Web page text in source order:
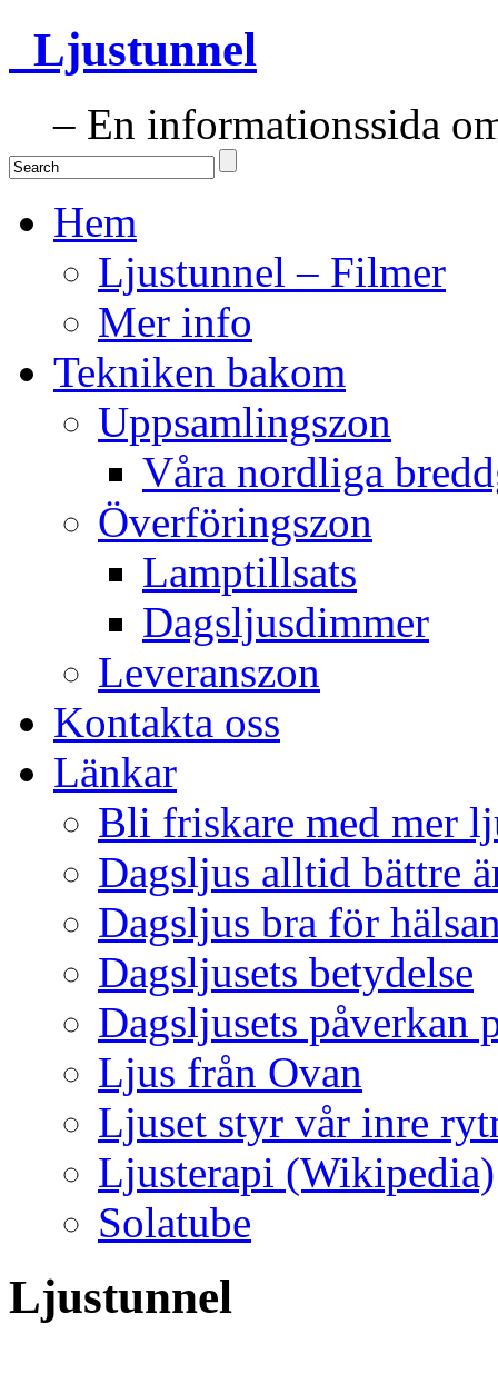
Ljustunnel
– En informationssida
Hem
Ljustunnel – Filmer
Mer info
Tekniken bakom
Uppsamlingszon
Våra nordliga
Överföringszon
Lamptillsats
Dagsljusdimmer
Leveranszon
Kontakta oss
Länkar
Bli friskare med mer
Dagsljus alltid bättre
Dagsljus bra för
Dagsljusets betydelse
Dagsljusets påverkan
Ljus från Ovan
Ljuset styr vår inre
Ljusterapi (Wikipedia)
Solatube
Ljustunnel